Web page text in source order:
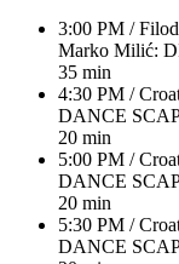
3:00 PM /
Marko Milić:
35 min
4:30 PM /
DANCE
20 min
5:00 PM /
DANCE
20 min
5:30 PM /
DANCE